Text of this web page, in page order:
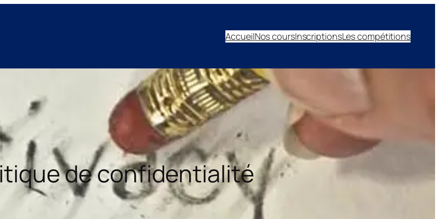
AccueilNos coursInscriptionsLes compétitions
de confidentialité